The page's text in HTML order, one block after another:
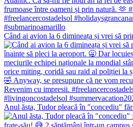
Când ai avion la 6 dimineața și vrei să
Anul ăsta, Tudor pleacă în "concediu"